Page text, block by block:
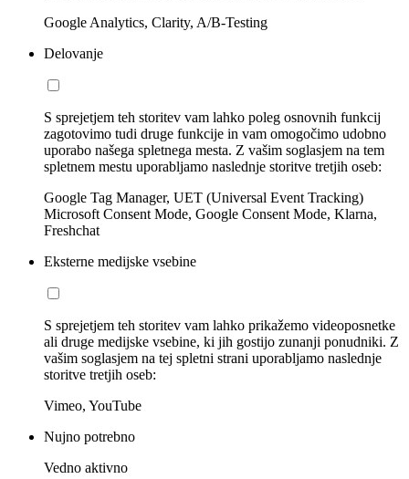
Google Analytics, Clarity, A/B-Testing
Delovanje
S sprejetjem teh storitev vam lahko poleg osnovnih funkcij
zagotovimo tudi druge funkcije in vam omogočimo udobno
uporabo našega spletnega mesta. Z vašim soglasjem na tem
spletnem mestu uporabljamo naslednje storitve tretjih oseb:
Google Tag Manager, UET (Universal Event Tracking)
Microsoft Consent Mode, Google Consent Mode, Klarna,
Freshchat
Eksterne medijske vsebine
S sprejetjem teh storitev vam lahko prikažemo videoposnetke
ali druge medijske vsebine, ki jih gostijo zunanji ponudniki. Z
vašim soglasjem na tej spletni strani uporabljamo naslednje
storitve tretjih oseb:
Vimeo, YouTube
Nujno potrebno
Vedno aktivno